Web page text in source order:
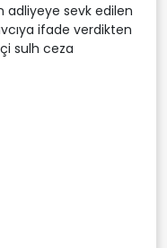
adliyeye sevk edilen
ifade verdikten
sulh ceza